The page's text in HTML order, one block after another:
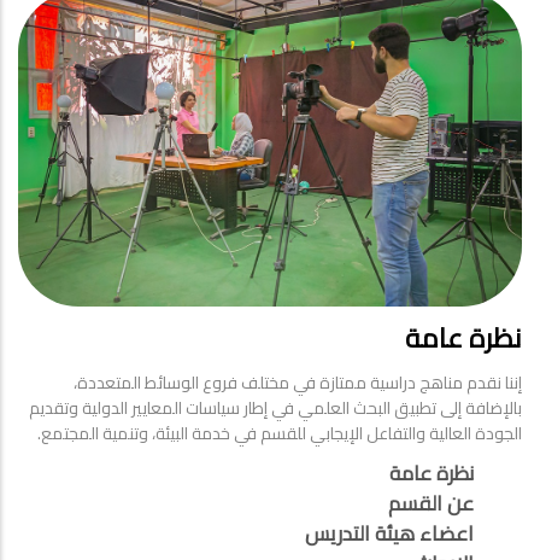
نظرة عامة
إننا نقدم مناهج دراسية ممتازة في مختلف فروع الوسائط المتعددة،
بالإضافة إلى تطبيق البحث العلمي في إطار سياسات المعايير الدولية وتقديم
الجودة العالية والتفاعل الإيجابي للقسم في خدمة البيئة، وتنمية المجتمع.
نظرة عامة
عن القسم
اعضاء هيئة التدريس